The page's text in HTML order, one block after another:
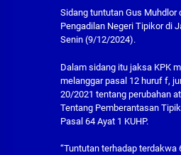
Sidang tuntutan Gus Muhdlor
Pengadilan Negeri Tipikor di
Senin (9/12/2024).
Dalam sidang itu jaksa KPK
melanggar pasal 12 huruf f,
20/2021 tentang perubahan
Tentang Pemberantasan
Pasal 64 Ayat 1 KUHP.
“Tuntutan terhadap terdakwa